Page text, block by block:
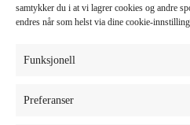
samtykker du i at vi lagrer cookies og andre
endres når som helst via dine cookie-
Funksjonell
Preferanser